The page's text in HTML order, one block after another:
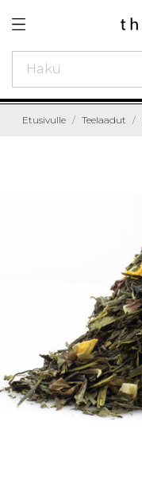
Etusivulle Teelaadut